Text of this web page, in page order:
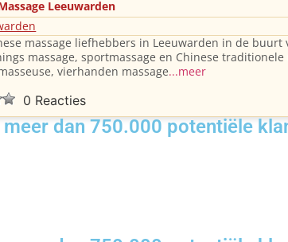
Leeuwarden
massage liefhebbers in Leeuwarden in de
massage, sportmassage en Chinese traditionele
vierhanden massage...meer
0 Reacties
dan 750.000 potentiële